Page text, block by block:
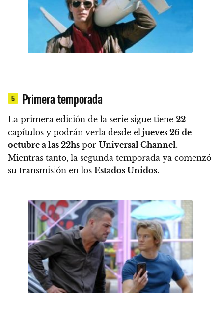
5 Primera temporada
La primera edición de la serie sigue tiene 22
capítulos y podrán verla desde el jueves 26 de
octubre a las 22hs por Universal Channel.
Mientras tanto, la segunda temporada ya comenzó
su transmisión en los Estados Unidos.